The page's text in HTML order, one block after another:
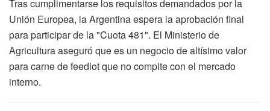
Tras cumplimentarse los requisitos demandados por la
Unión Europea, la Argentina espera la aprobación final
para participar de la "Cuota 481". El Ministerio de
Agricultura aseguró que es un negocio de altísimo valor
para carne de feedlot que no compite con el mercado
interno.